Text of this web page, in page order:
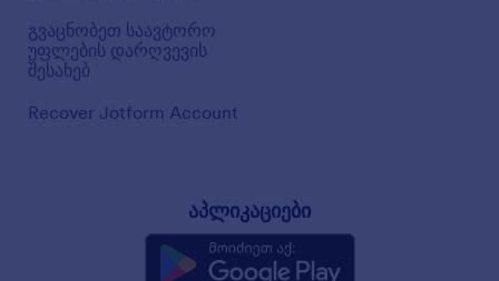
გვაცნობეთ საავტორო
უფლების დარღვევის
შესახებ
Recover Jotform Account
აპლიკაციები